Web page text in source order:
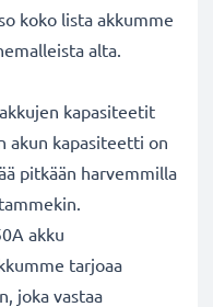
koko lista akkumme
alta.
kapasiteetit
akun kapasiteetti on
pitkään harvemmilla
akku
tarjoaa
joka vastaa